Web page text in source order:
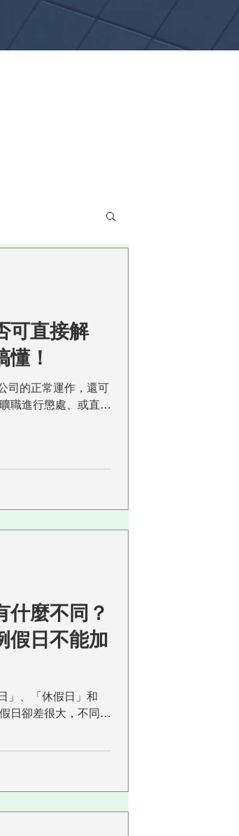
可直接解
！
司的正常運作，還可
職進行懲處、或直接
什麼不同？
假日不能加
」、「休假日」和
日卻差很大，不同假